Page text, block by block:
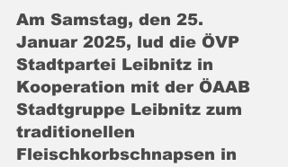
Am Samstag, den 25.
Januar 2025, lud die ÖVP
Stadtpartei Leibnitz in
Kooperation mit der ÖAAB
Stadtgruppe Leibnitz zum
traditionellen
Fleischkorbschnapsen in